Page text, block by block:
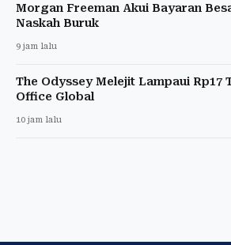
Morgan Freeman Akui Bayaran
Naskah Buruk
9 jam lalu
The Odyssey Melejit Lampaui Rp17
Office Global
10 jam lalu